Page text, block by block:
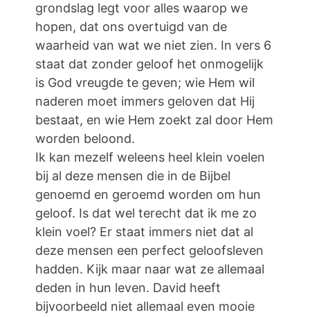
grondslag legt voor alles waarop we
hopen, dat ons overtuigd van de
waarheid van wat we niet zien. In vers 6
staat dat zonder geloof het onmogelijk
is God vreugde te geven; wie Hem wil
naderen moet immers geloven dat Hij
bestaat, en wie Hem zoekt zal door Hem
worden beloond.
Ik kan mezelf weleens heel klein voelen
bij al deze mensen die in de Bijbel
genoemd en geroemd worden om hun
geloof. Is dat wel terecht dat ik me zo
klein voel? Er staat immers niet dat al
deze mensen een perfect geloofsleven
hadden. Kijk maar naar wat ze allemaal
deden in hun leven. David heeft
bijvoorbeeld niet allemaal even mooie